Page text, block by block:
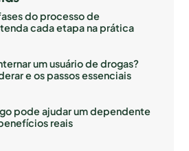
do processo de
cada etapa na prática
um usuário de drogas?
e os passos essenciais
pode ajudar um dependente
reais